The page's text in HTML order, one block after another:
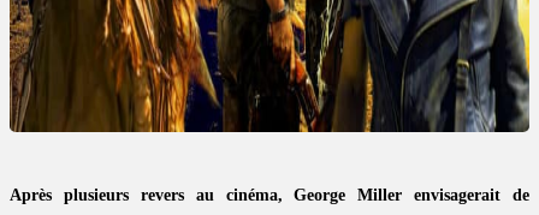
Après plusieurs revers au cinéma, George Miller envisagerait de